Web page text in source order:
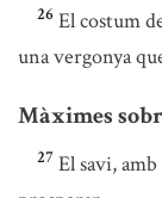
26 El costum
una vergonya
Màximes
27 El savi,